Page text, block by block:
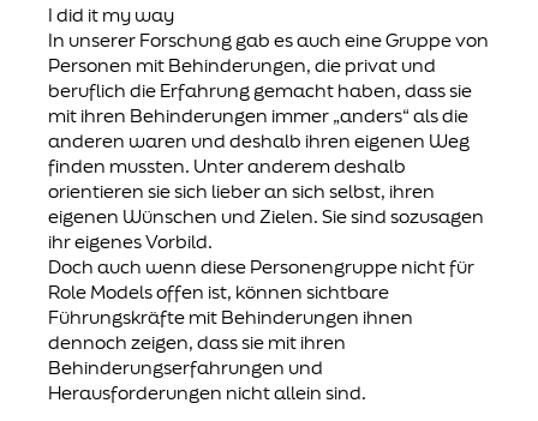
I did it my way
In unserer Forschung gab es auch eine Gruppe von
Personen mit Behinderungen, die privat und
beruflich die Erfahrung gemacht haben, dass sie
mit ihren Behinderungen immer „anders“ als die
anderen waren und deshalb ihren eigenen Weg
finden mussten. Unter anderem deshalb
orientieren sie sich lieber an sich selbst, ihren
eigenen Wünschen und Zielen. Sie sind sozusagen
ihr eigenes Vorbild.
Doch auch wenn diese Personengruppe nicht für
Role Models offen ist, können sichtbare
Führungskräfte mit Behinderungen ihnen
dennoch zeigen, dass sie mit ihren
Behinderungserfahrungen und
Herausforderungen nicht allein sind.